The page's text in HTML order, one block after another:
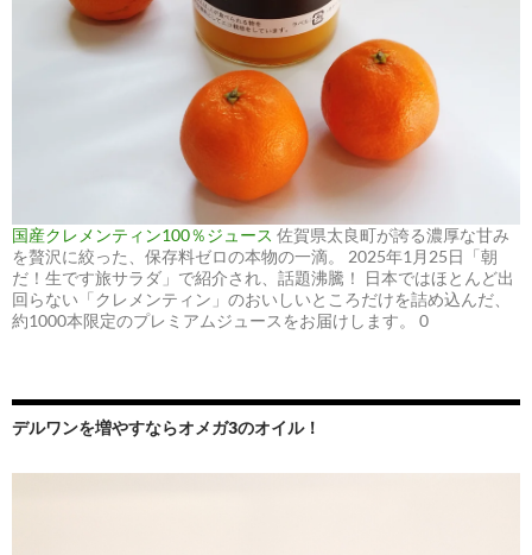
国産クレメンティン100％ジュース 佐賀県太良町が誇る濃厚な甘み
を贅沢に絞った、保存料ゼロの本物の一滴。 2025年1月25日「朝
だ！生です旅サラダ」で紹介され、話題沸騰！ 日本ではほとんど出
回らない「クレメンティン」のおいしいところだけを詰め込んだ、
約1000本限定のプレミアムジュースをお届けします。 0
デルワンを増やすならオメガ3のオイル！